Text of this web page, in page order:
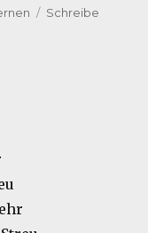
Schreibe